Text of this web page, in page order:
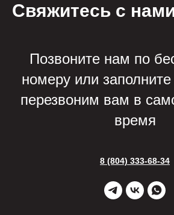
Свяжитесь с
Позвоните нам по
номеру или
перезвоним вам в
время
8 (804) 333-68-34